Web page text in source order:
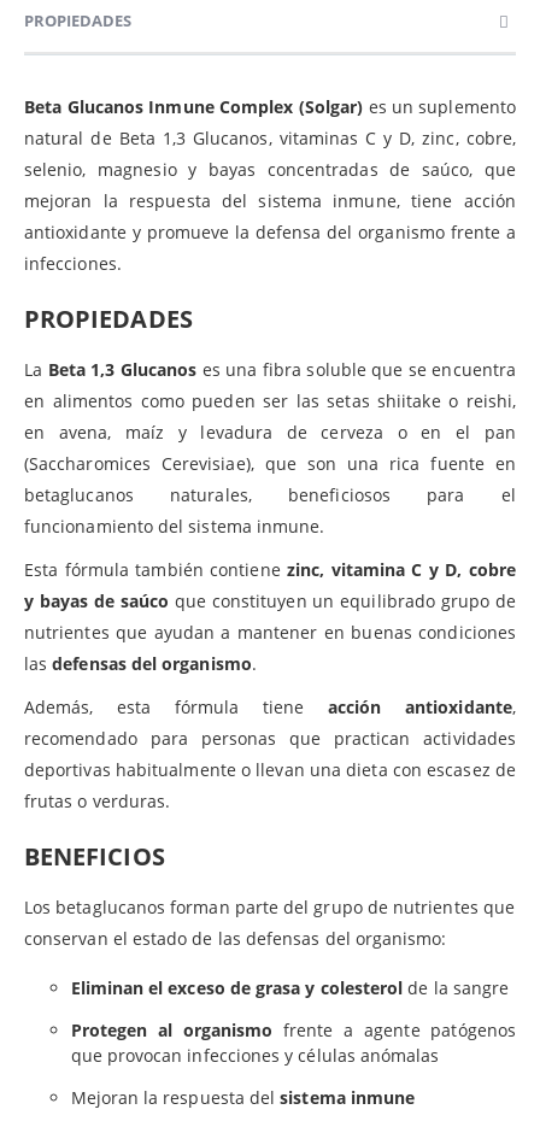
PROPIEDADES
Beta Glucanos Inmune Complex (Solgar) es un suplemento
natural de Beta 1,3 Glucanos, vitaminas C y D, zinc, cobre,
selenio, magnesio y bayas concentradas de saúco, que
mejoran la respuesta del sistema inmune, tiene acción
antioxidante y promueve la defensa del organismo frente a
infecciones.
PROPIEDADES
La Beta 1,3 Glucanos es una fibra soluble que se encuentra
en alimentos como pueden ser las setas shiitake o reishi,
en avena, maíz y levadura de cerveza o en el pan
(Saccharomices Cerevisiae), que son una rica fuente en
betaglucanos naturales, beneficiosos para el
funcionamiento del sistema inmune.
Esta fórmula también contiene zinc, vitamina C y D, cobre
y bayas de saúco que constituyen un equilibrado grupo de
nutrientes que ayudan a mantener en buenas condiciones
lasdefensas del organismo.
Además, esta fórmula tieneacción antioxidante,
recomendado para personas que practican actividades
deportivas habitualmente o llevan una dieta con escasez de
frutas o verduras.
BENEFICIOS
Los betaglucanos forman parte del grupo de nutrientes que
conservan el estado de las defensas del organismo:
Eliminan el exceso de grasa y colesterol de la sangre
Protegen al organismo frente a agente patógenos
que provocan infecciones y células anómalas
Mejoran la respuesta delsistema inmune